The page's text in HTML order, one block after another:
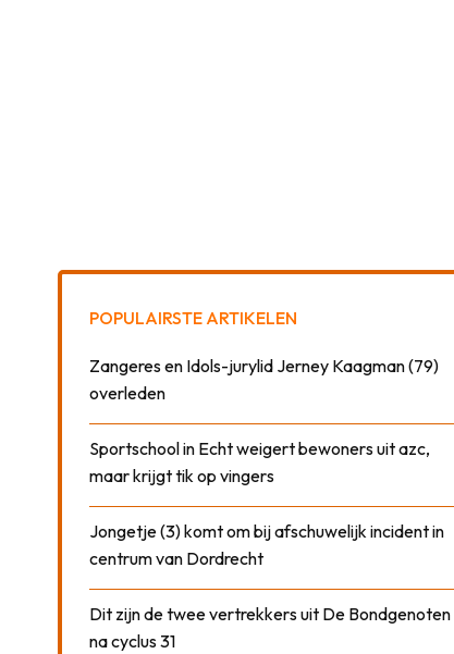
POPULAIRSTE ARTIKELEN
Zangeres en Idols-jurylid Jerney Kaagman (79)
overleden
Sportschool in Echt weigert bewoners uit azc,
maar krijgt tik op vingers
Jongetje (3) komt om bij afschuwelijk incident in
centrum van Dordrecht
Dit zijn de twee vertrekkers uit De Bondgenoten
na cyclus 31